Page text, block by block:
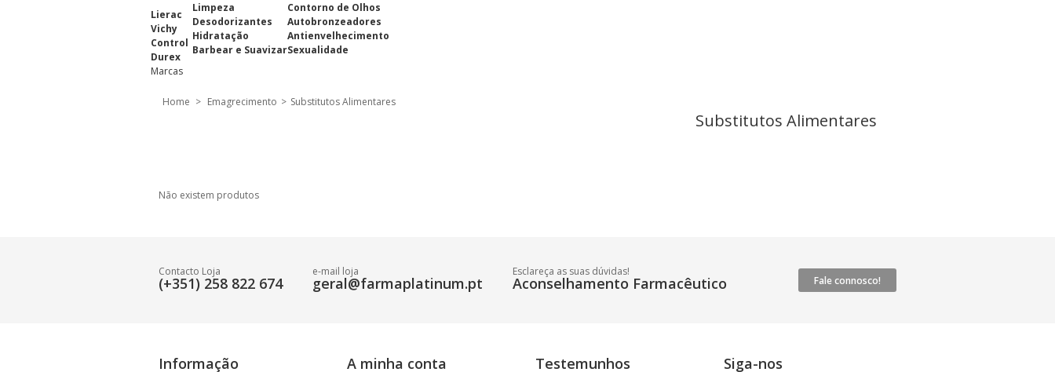
Lierac
Vichy
Control
Durex
Limpeza
Desodorizantes
Hidratação
Barbear e Suavizar
Contorno de Olhos
Autobronzeadores
Antienvelhecimento
Sexualidade
Marcas
Home > Emagrecimento > Substitutos Alimentares
Substitutos Alimentares
Não existem produtos
Fale connosco!
Contacto Loja
(+351) 258 822 674
e-mail loja
geral@farmaplatinum.pt
Esclareça as suas dúvidas!
Aconselhamento Farmacêutico
Informação A minha conta Testemunhos Siga-nos